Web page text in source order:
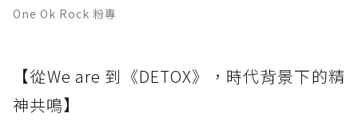
One Ok Rock 粉專
【從We are 到《DETOX》，時代背景下的精
神共鳴】